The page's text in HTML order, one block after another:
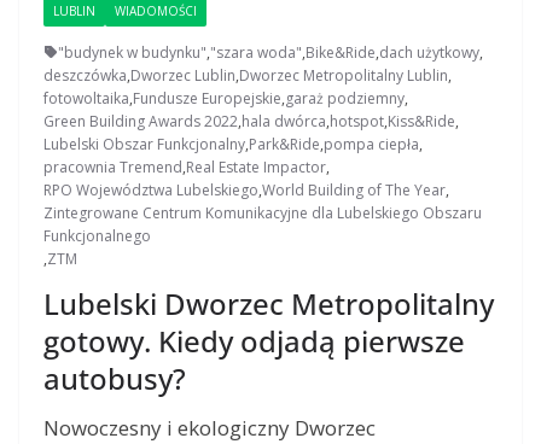
LUBLIN WIADOMOŚCI
"budynek w budynku","szara woda",Bike&Ride,dach użytkowy,
deszczówka,Dworzec Lublin,Dworzec Metropolitalny Lublin,
fotowoltaika,Fundusze Europejskie,garaż podziemny,
Green Building Awards 2022,hala dwórca,hotspot,Kiss&Ride,
Lubelski Obszar Funkcjonalny,Park&Ride,pompa ciepła,
pracownia Tremend,Real Estate Impactor,
RPO Województwa Lubelskiego,World Building of The Year,
Zintegrowane Centrum Komunikacyjne dla Lubelskiego Obszaru
Funkcjonalnego
,ZTM
Lubelski Dworzec Metropolitalny
gotowy. Kiedy odjadą pierwsze
autobusy?
Nowoczesny i ekologiczny Dworzec